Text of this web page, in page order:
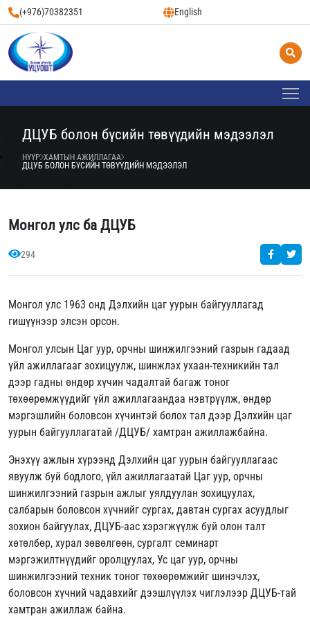
(+976)70382351 English
ДЦУБ болон бүсийн төвүүдийн мэдээлэл
НҮҮР ХАМТЫН АЖИЛЛАГАА
ДЦУБ БОЛОН БҮСИЙН ТӨВҮҮДИЙН МЭДЭЭЛЭЛ
Монгол улс ба ДЦУБ
294
Монгол улс 1963 онд Дэлхийн цаг уурын байгууллагад
гишүүнээр элсэн орсон.
Монгол улсын Цаг уур, орчны шинжилгээний газрын гадаад
үйл ажиллагааг зохицуулж, шинжлэх ухаан-техникийн тал
дээр гадны өндөр хүчин чадалтай багаж тоног
төхөөрөмжүүдийг үйл ажиллагаандаа нэвтрүүлж, өндөр
мэргэшлийн боловсон хүчинтэй болох тал дээр Дэлхийн цаг
уурын байгууллагатай /ДЦУБ/ хамтран ажиллажбайна.
Энэхүү ажлын хүрээнд Дэлхийн цаг уурын байгууллагаас
явуулж буй бодлого, үйл ажиллагаатай Цаг уур, орчны
шинжилгээний газрын ажлыг уялдуулан зохицуулах,
салбарын боловсон хүчнийг сургах, давтан сургах асуудлыг
зохион байгуулах, ДЦУБ-аас хэрэгжүүлж буй олон талт
хөтөлбөр, хурал зөвөлгөөн, сургалт семинарт
мэргэжилтнүүдийг оролцуулах, Ус цаг уур, орчны
шинжилгээний техник тоног төхөөрөмжийг шинэчлэх,
боловсон хүчний чадавхийг дээшлүүлэх чиглэлээр ДЦУБ-тай
хамтран ажиллаж байна.